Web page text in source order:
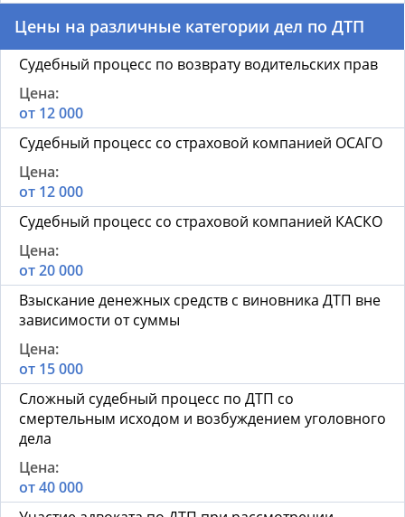
Цены на различные категории дел по ДТП
Судебный процесс по возврату водительских прав
от 12 000
Судебный процесс со страховой компанией ОСАГО
от 12 000
Судебный процесс со страховой компанией КАСКО
от 20 000
Взыскание денежных средств с виновника ДТП вне
зависимости от суммы
от 15 000
Сложный судебный процесс по ДТП со
смертельным исходом и возбуждением уголовного
дела
от 40 000